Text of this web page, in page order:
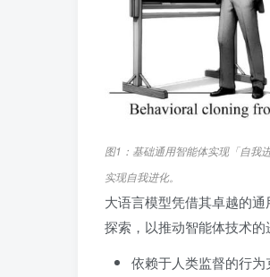
图1：基础通用智能体实现「自我
实现自我进化。
大语言模型凭借其卓越的
探索，以推动智能体技术的
依赖于人类监督的行为